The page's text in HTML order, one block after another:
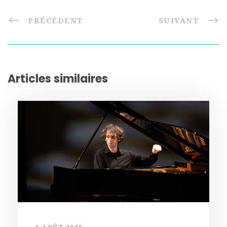
PRÉCÉDENT SUIVANT
Articles similaires